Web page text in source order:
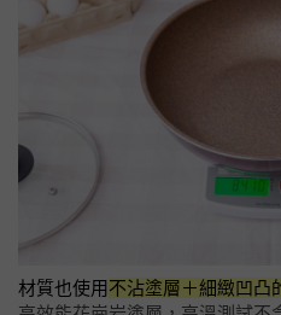
材質也使用 不沾塗層＋細緻凹凸